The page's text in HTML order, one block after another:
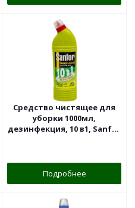
Средство чистящее для
уборки 1000мл,
дезинфекция, 10 в1, Sanfor
Подробнее